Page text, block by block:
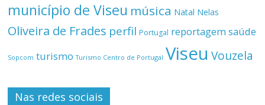
município de Viseu música Natal Nelas
Oliveira de Frades perfil Portugal reportagemsaúde
Sopcom turismo Turismo Centro de Portugal Viseu Vouzela
Nas redes sociais